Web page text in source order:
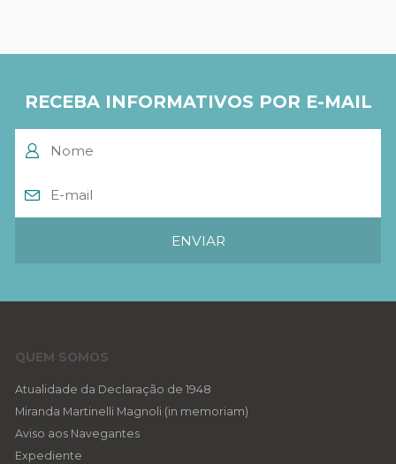
RECEBA INFORMATIVOS POR E-MAIL
QUEM SOMOS
Atualidade da Declaração de 1948
Miranda Martinelli Magnoli (in memoriam)
Aviso aos Navegantes
Expediente